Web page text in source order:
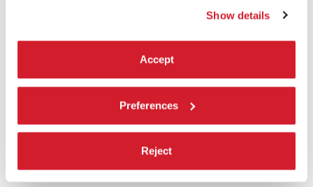
Show details
Accept
Preferences
Reject
mondiale e dalle guerre contemporanee viste attraverso i
media, interiorizza e rielabora, in un tempo scandito
PRODUZIONE/DISTRIBUZIONE
Via Serassi 7
andrea.zanoli@lab80.it